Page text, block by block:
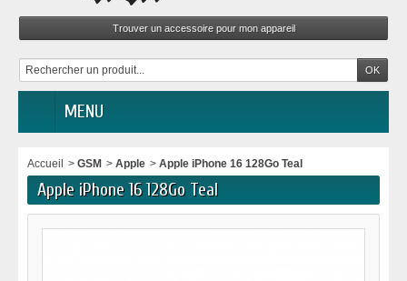
MENU
Accueil > GSM > Apple > Apple iPhone 16 128Go Teal
Apple iPhone 16 128Go Teal